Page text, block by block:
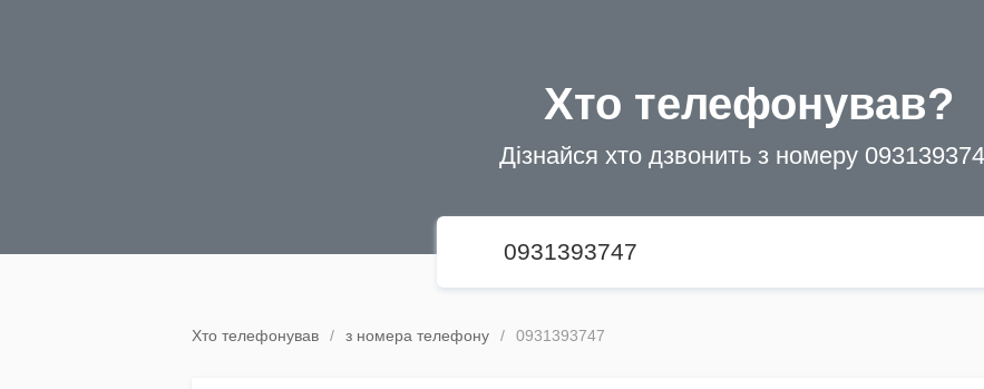
Хто телефонував?
Дізнайся хто дзвонить з номеру
Хто телефонував з номера телефону 0931393747